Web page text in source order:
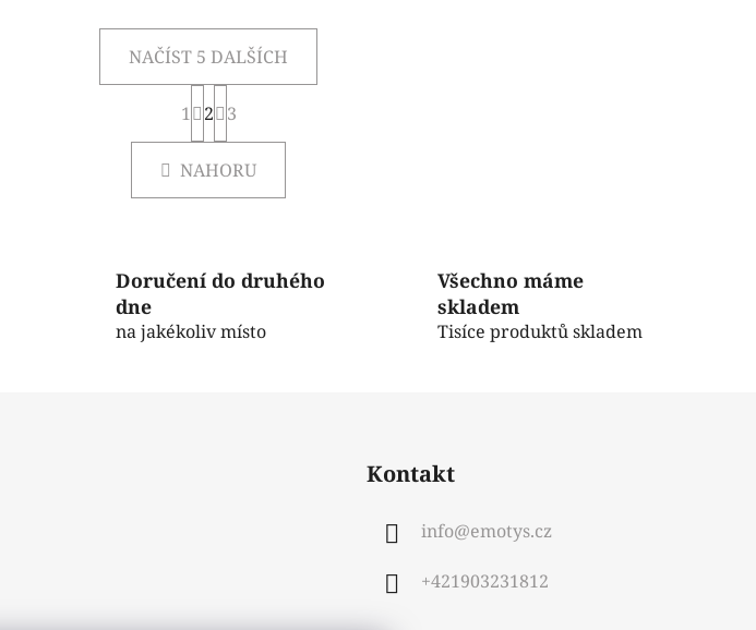
O
v
l
á
c
í
r
NAČÍST 5 DALŠÍCH
S
t
r
n
k
n
1 2 3
NAHORU
Doručení do druhého
dne
na jakékoliv místo
Všechno máme
skladem
Tisíce produktů skladem
Kontakt
info@emotys.cz
+421903231812